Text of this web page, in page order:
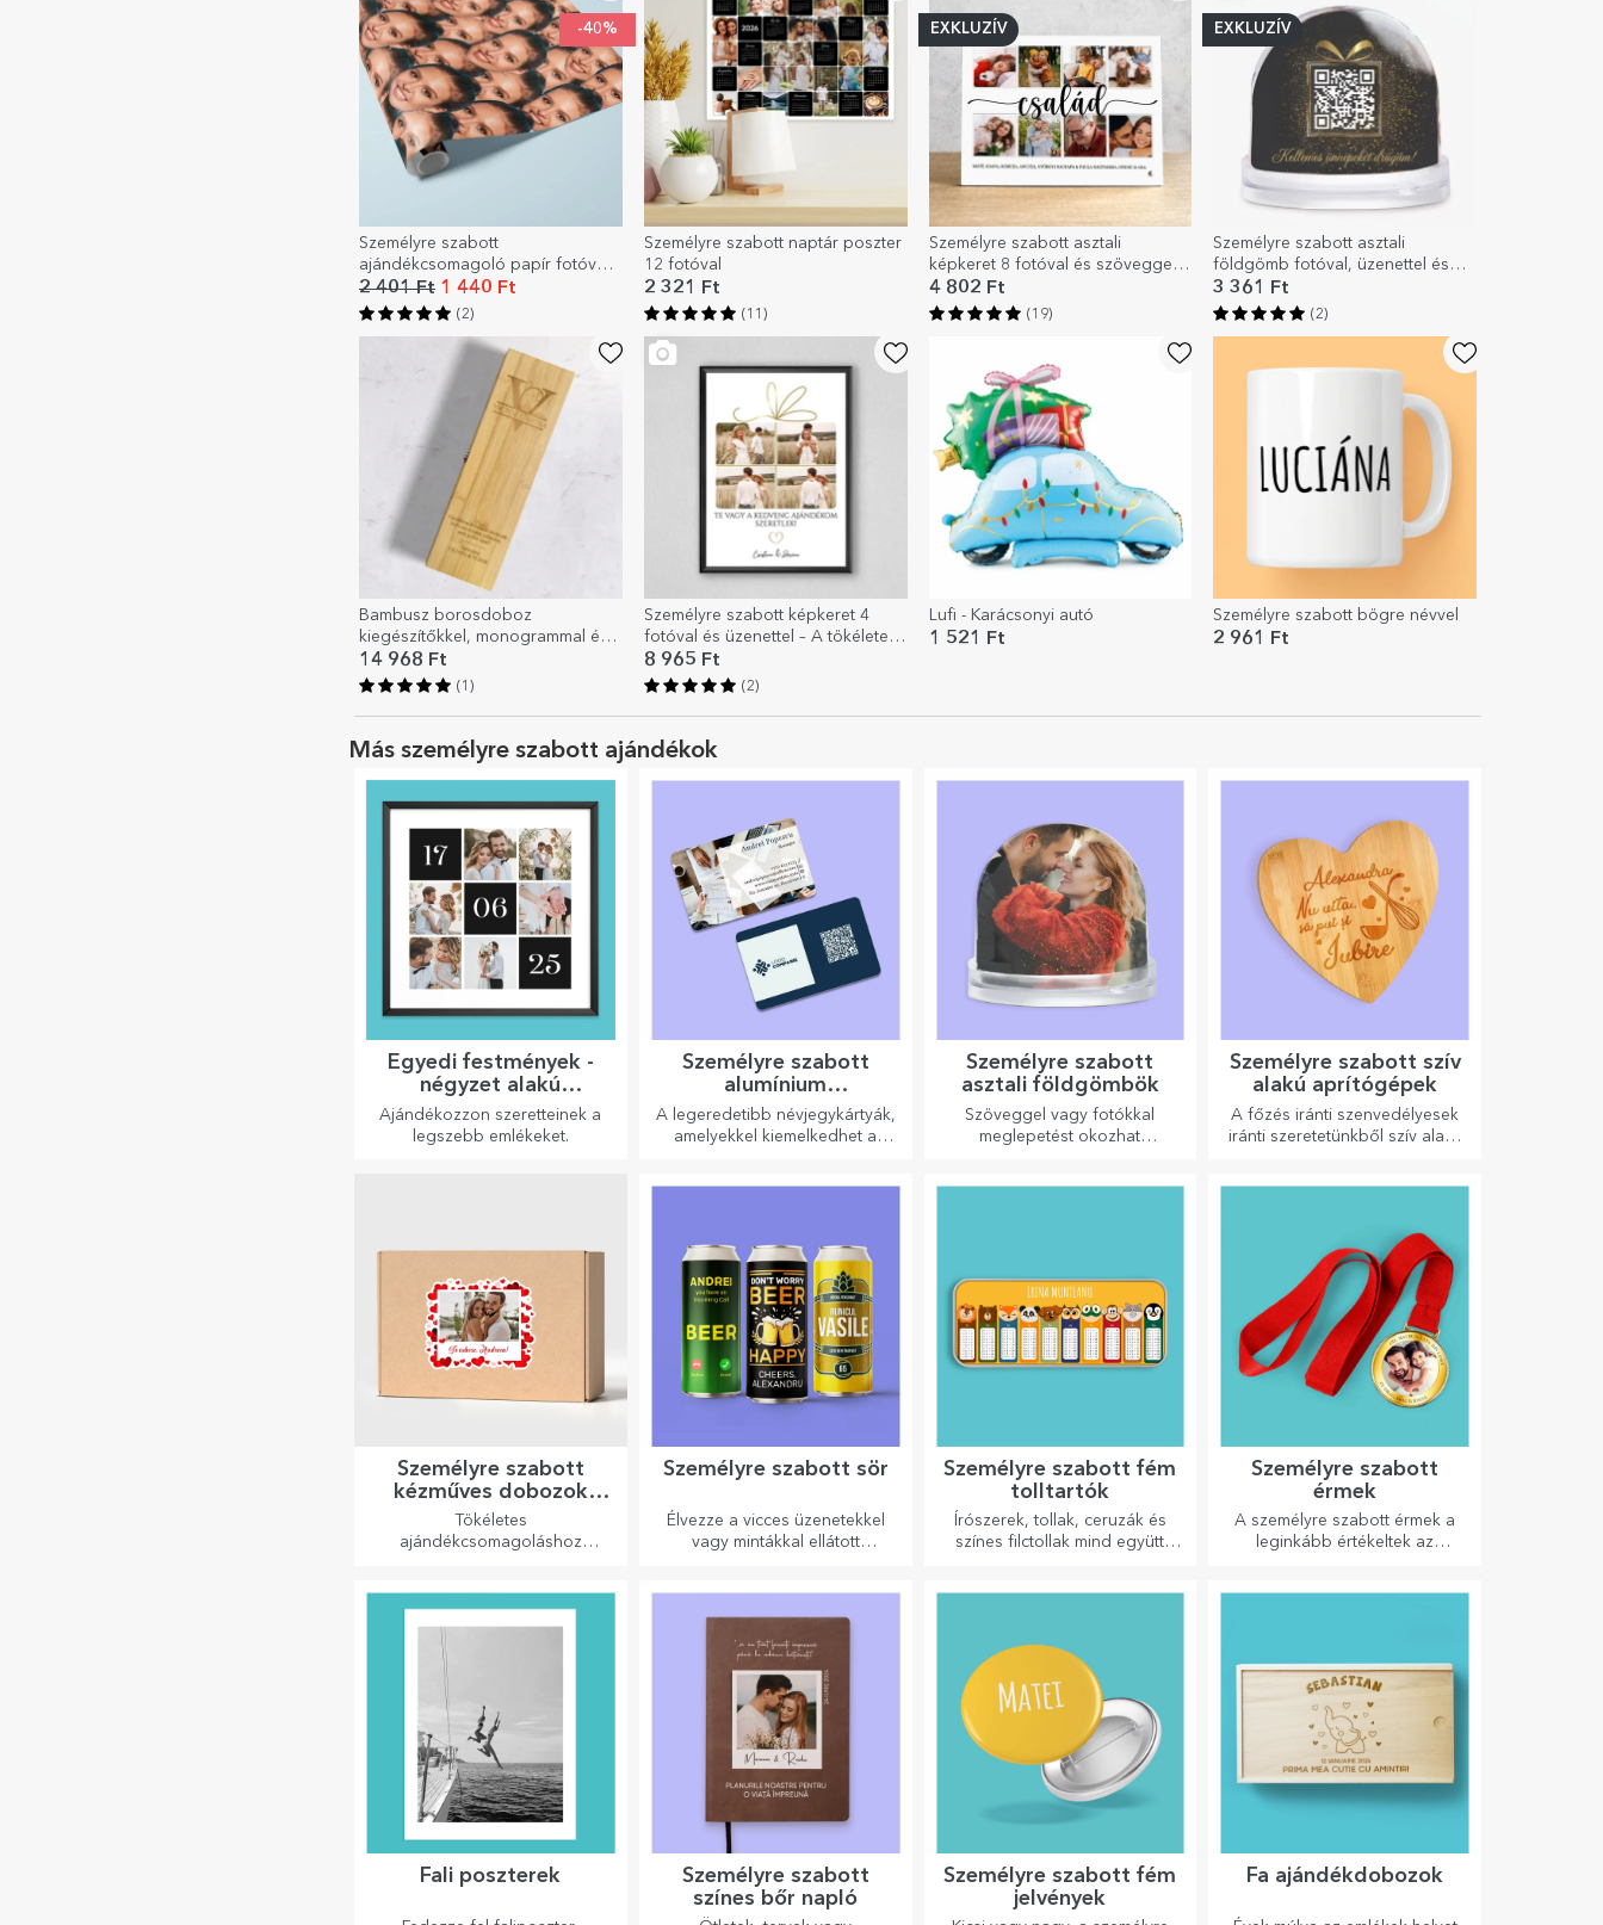
-40%
Személyre szabott
ajándékcsomagoló papír fotóval -
Kollázs
2 401 Ft 1 440 Ft
(2)
Személyre szabott naptár poszter
12 fotóval
2 321 Ft
(11)
EXKLUZÍV
Személyre szabott asztali
képkeret 8 fotóval és szöveggel –
család
4 802 Ft
(19)
EXKLUZÍV
Személyre szabott asztali
földgömb fotóval, üzenettel és
QR-kóddal
3 361 Ft
(2)
Bambusz borosdoboz
kiegészítőkkel, monogrammal és
üzenettel személyre szabva
14 968 Ft
(1)
Személyre szabott képkeret 4
fotóval és üzenettel – A tökéletes
ajándék
8 965 Ft
(2)
Lufi - Karácsonyi autó
1 521 Ft
Személyre szabott bögre névvel
2 961 Ft
Más személyre szabott ajándékok
Egyedi festmények -
négyzet alakú
formátum
Ajándékozzon szeretteinek a
legszebb emlékeket.
Személyre szabott
alumínium
névjegykártyák
A legeredetibb névjegykártyák,
amelyekkel kiemelkedhet a
Személyre szabott
asztali földgömbök
Szöveggel vagy fotókkal
meglepetést okozhat
Személyre szabott szív
alakú aprítógépek
A főzés iránti szenvedélyesek
iránti szeretetünkből szív alakú
Személyre szabott
kézműves dobozok
matricákkal
Tökéletes
ajándékcsomagoláshoz
Személyre szabott sör
Élvezze a vicces üzenetekkel
vagy mintákkal ellátott
Személyre szabott fém
tolltartók
Írószerek, tollak, ceruzák és
színes filctollak mind együtt
Személyre szabott
érmek
A személyre szabott érmek a
leginkább értékeltek az
Fali poszterek
Személyre szabott
színes bőr napló
Személyre szabott fém
jelvények
Fa ajándékdobozok